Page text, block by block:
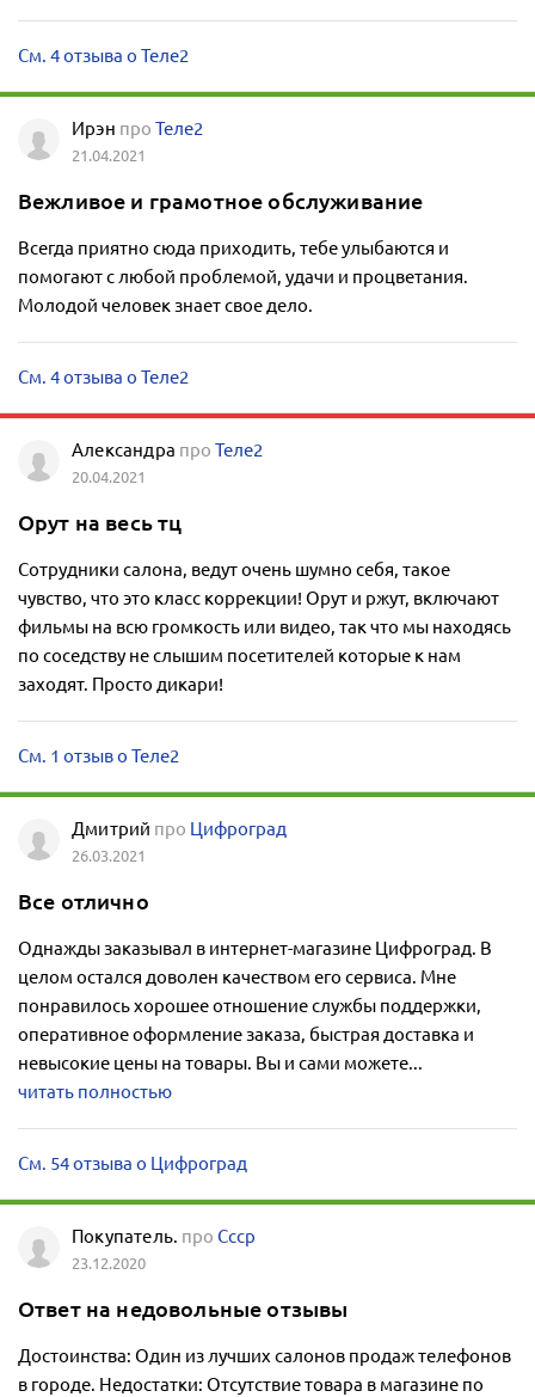
См. 4 отзыва о Теле2
Ирэн про Теле2
21.04.2021
Вежливое и грамотное обслуживание
Всегда приятно сюда приходить, тебе улыбаются и
помогают с любой проблемой, удачи и процветания.
Молодой человек знает свое дело.
См. 4 отзыва о Теле2
Александра про Теле2
20.04.2021
Орут на весь тц
Сотрудники салона, ведут очень шумно себя, такое
чувство, что это класс коррекции! Орут и ржут, включают
фильмы на всю громкость или видео, так что мы находясь
по соседству не слышим посетителей которые к нам
заходят. Просто дикари!
См. 1 отзыв о Теле2
Дмитрий про Цифроград
26.03.2021
Все отлично
Однажды заказывал в интернет-магазине Цифроград. В
целом остался доволен качеством его сервиса. Мне
понравилось хорошее отношение службы поддержки,
оперативное оформление заказа, быстрая доставка и
невысокие цены на товары. Вы и сами можете...
читать полностью
См. 54 отзыва о Цифроград
Покупатель. проСсср
23.12.2020
Ответ на недовольные отзывы
Достоинства: Один из лучших салонов продаж телефонов
в городе. Недостатки: Отсутствие товара в магазине по